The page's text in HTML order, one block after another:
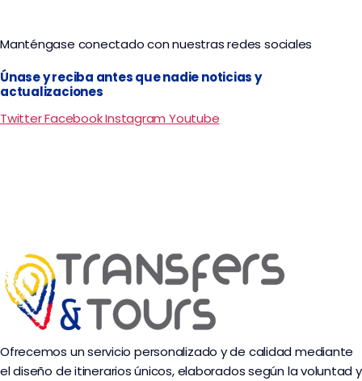
Manténgase conectado con nuestras redes sociales
Únase y reciba antes que nadie noticias y
actualizaciones
TwitterFacebookInstagram Youtube
Ofrecemos un servicio personalizado y de calidad mediante
el diseño de itinerarios únicos, elaborados según la voluntad y